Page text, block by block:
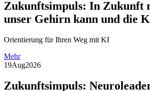
Zukunftsimpuls: In Zukunft
unser Gehirn kann und die
Orientierung für Ihren Weg mit KI
Mehr
19Aug2026
Zukunftsimpuls: